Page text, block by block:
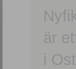
är
i